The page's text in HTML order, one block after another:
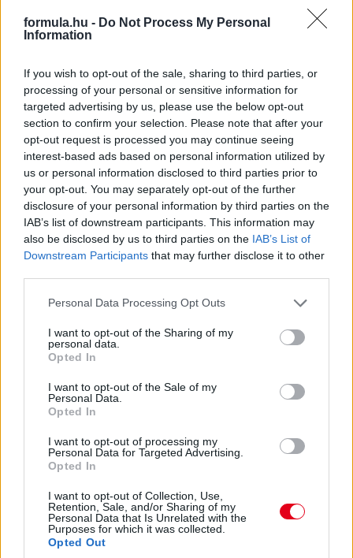
formula.hu - Do Not Process My Personal
Information
If you wish to opt-out of the sale, sharing to third parties, or
processing of your personal or sensitive information for
targeted advertising by us, please use the below opt-out
section to confirm your selection. Please note that after your
opt-out request is processed you may continue seeing
interest-based ads based on personal information utilized by
us or personal information disclosed to third parties prior to
your opt-out. You may separately opt-out of the further
disclosure of your personal information by third parties on the
IAB’s list of downstream participants. This information may
also be disclosed by us to third parties on the IAB’s List of
Downstream Participants that may further disclose it to other
Please note that this website/app uses one or more Google
not limited to your visit or usage behaviour. You may click to
grant or deny consent to Google and its third-party tags to
use your data for below specified purposes in below Google
consent section.
Personal Data Processing Opt Outs
I want to opt-out of the Sharing of my
personal data.
Opted In
I want to opt-out of the Sale of my
Personal Data.
Opted In
I want to opt-out of processing my
Personal Data for Targeted Advertising.
Opted In
I want to opt-out of Collection, Use,
Retention, Sale, and/or Sharing of my
Personal Data that Is Unrelated with the
Purposes for which it was collected.
Opted Out
Húha! Makowiecki keresztülszáguldott az utolsó
sikánon, és elhagyta a diffúzorát! Aztán újabb darabok esnek
le az autóról, aminek elment a fékje a kritikus pillanatban a
14:53
A hátsó gumikat le tudták ugyan cserélni, de megint
ugrálni kellett az autón, mert az emelő, az bizony továbbra
sem működik rendesen.
14:53
Hajjajj... A #31-es kerékcserén. Vajon most sima
lesz?
14:46
estek ki, de semmi jele nincs annak, hogy ez az autó még
megmozdulna. Maradtak 45-en.
Egyre közelebb az eső. Egyre-egyre közelebb.
Akárhogy számolom, a két WRT-nek még két-két
kiállása lesz, hacsak nem jön egy hosszabb megszakítás,
lassú zóna, safety car, vagy ilyesmi.